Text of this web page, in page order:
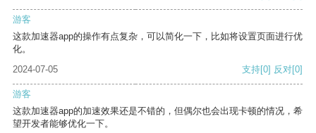
游客
这款加速器app的操作有点复杂，可以简化一下，比如将设置页面进行优
化。
2024-07-05
支持[0] 反对[0]
游客
这款加速器app的加速效果还是不错的，但偶尔也会出现卡顿的情况，希
望开发者能够优化一下。